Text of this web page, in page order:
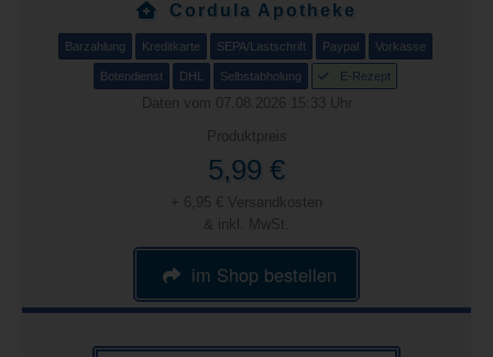
Cordula Apotheke
Barzahlung Kreditkarte SEPA/Lastschrift Paypal Vorkasse
Botendienst DHL Selbstabholung E-Rezept
Daten vom 07.08.2026 15:33 Uhr
Produktpreis
5,99 €
+ 6,95 € Versandkosten
& inkl. MwSt.
im Shop bestellen